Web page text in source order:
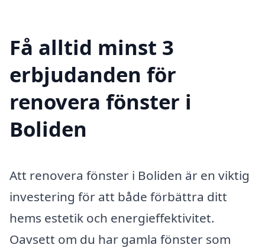
Få alltid minst 3
erbjudanden för
renovera fönster i
Boliden
Att renovera fönster i Boliden är en viktig
investering för att både förbättra ditt
hems estetik och energieffektivitet.
Oavsett om du har gamla fönster som